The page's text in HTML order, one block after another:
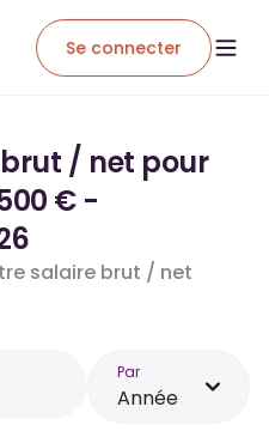
Se connecter
/ net pour
€ -
salaire brut / net
Par
Année